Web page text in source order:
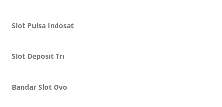
Slot Pulsa Indosat
Slot Deposit Tri
Bandar Slot Ovo